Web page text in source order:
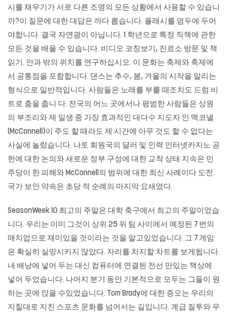
시를 채우기가 서로 다른 조명의 모든 상황에서 사용할 수 있습니
까?이 질문에 대한 대답은 까다 롭습니다. 플래시를 염두에 두어
야합니다. 결국 자연광이 아닙니다. 1 학년으로 특정 직책에 관한
모든 것을 배울 수 있습니다. 비디오 코칭보기, 진료소 방문 및 책
읽기. 안과 밖의 위치를 ​​연구하십시오. 이 문화는 축제와 축제에
서 공통점을 포함합니다. 댄스는 추수, 봄, 겨울의 시작을 알리는
형식으로 일반적입니다. 사람들은 노래를 부를 때조차도 드럼 비
트로 춤을 춥니 다. 전국의 어느 곳에서나 평범한 사람들은 상원
의 부조리와 제 일생 중 가장 효과적인 대다수 지도자 인 맥코넬
(McConnell)이 주도 할 때라도 제 시간에 아무 것도 할 수 없다는
사실에 놀랐습니다. 나토 회원국의 달러 및 인력 인터넷카지노 공
헌에 대한 논의와 새로운 정부 구성에 대한 교착 상태 지속은 민
주당이 한 피해와 McConnell의 범위에 대한 최신 사례이다 도전.
국가 보안 약속은 초당 적 순례의 마지막 요새였다.
SeasonWeek 10 최고의 주말은 대학 축구에서 최고의 주말이었습
니다. 우리는 이미 그것이 상위 25 위 팀 사이에서 예정된 7 번의
매치업으로 재미있을 것이라는 것을 알고있었습니다. 그 7 게임
은 확실히 실망시키지 않았다. 자리를 차지할 차트를 보게됩니다.
내 배낭에 넣어 두는 대신 컴퓨터에 연결된 전선 만있는 책상에
넣어 두었습니다. 나머지 분기 동안 기본적으로 모두는 그들이 원
하는 곳에 앉을 수있었습니다. Tom Brady에 대한 증오는 우리의
지칠대로 지친 스포츠 문화를 넘어서는 길입니다. 계급 질투와 우